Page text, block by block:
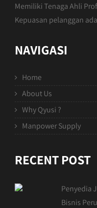
Memiliki Tenaga Ahli
Kepuasan pelanggan
NAVIGASI
Home
About Us
Why Qyusi ?
Manpower Supply
RECENT POST
Penyedia
Bisnis